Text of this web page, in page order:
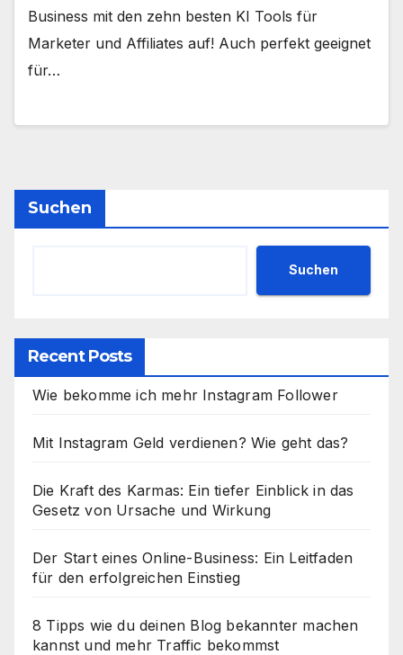
Business mit den zehn besten KI Tools für
Marketer und Affiliates auf! Auch perfekt geeignet
für…
Suchen
Suchen
Recent Posts
Wie bekomme ich mehr Instagram Follower
Mit Instagram Geld verdienen? Wie geht das?
Die Kraft des Karmas: Ein tiefer Einblick in das
Gesetz von Ursache und Wirkung
Der Start eines Online-Business: Ein Leitfaden
für den erfolgreichen Einstieg
8 Tipps wie du deinen Blog bekannter machen
kannst und mehr Traffic bekommst